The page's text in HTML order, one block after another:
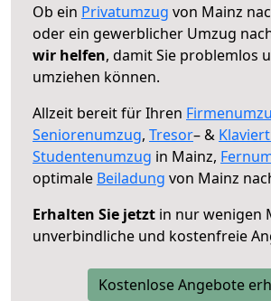
Ob ein Privatumzug von Mainz
oder ein gewerblicher Umzug
wir helfen, damit Sie problemlos
umziehen können.
Allzeit bereit für Ihren
Seniorenumzug, Tresor– &
Studentenumzug in Mainz,
optimale Beiladung von Mainz
Erhalten Sie jetzt in nur wenigen
unverbindliche und kostenfreie
Kostenlose Angebote